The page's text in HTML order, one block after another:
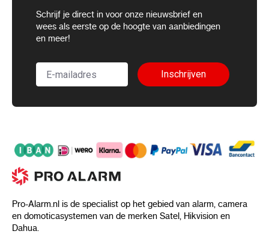
Schrijf je direct in voor onze nieuwsbrief en
wees als eerste op de hoogte van aanbiedingen
en meer!
Inschrijven
Pro-Alarm.nl is de specialist op het gebied van alarm, camera
en domoticasystemen van de merken Satel, Hikvision en
Dahua.